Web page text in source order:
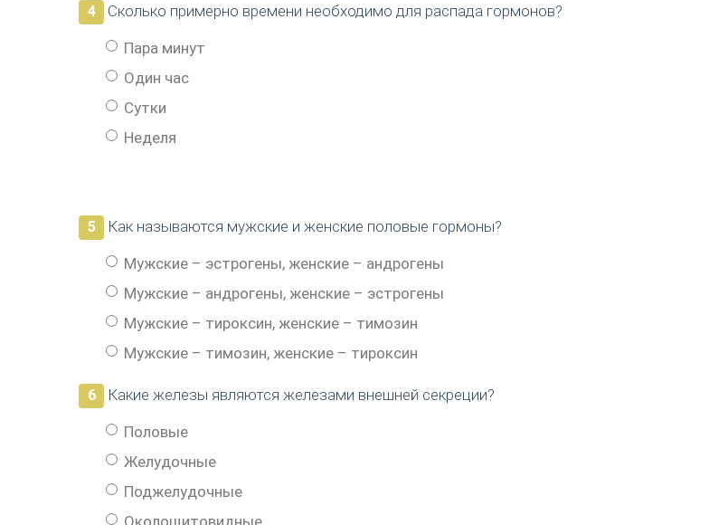
4 Сколько примерно времени необходимо для распада гормонов?
Пара минут
Один час
Сутки
Неделя
5 Как называются мужские и женские половые гормоны?
Мужские – эстрогены, женские – андрогены
Мужские – андрогены, женские – эстрогены
Мужские – тироксин, женские – тимозин
Мужские – тимозин, женские – тироксин
6 Какие железы являются железами внешней секреции?
Половые
Желудочные
Поджелудочные
Околощитовидные